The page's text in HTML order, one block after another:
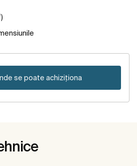
se poate achiziționa